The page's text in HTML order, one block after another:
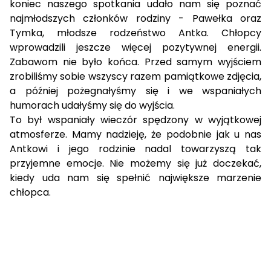
koniec naszego spotkania udało nam się poznać
najmłodszych członków rodziny - Pawełka oraz
Tymka, młodsze rodzeństwo Antka. Chłopcy
wprowadzili jeszcze więcej pozytywnej energii.
Zabawom nie było końca. Przed samym wyjściem
zrobiliśmy sobie wszyscy razem pamiątkowe zdjęcia,
a później pożegnałyśmy się i we wspaniałych
humorach udałyśmy się do wyjścia.
To był wspaniały wieczór spędzony w wyjątkowej
atmosferze. Mamy nadzieję, że podobnie jak u nas
Antkowi i jego rodzinie nadal towarzyszą tak
przyjemne emocje. Nie możemy się już doczekać,
kiedy uda nam się spełnić największe marzenie
chłopca.